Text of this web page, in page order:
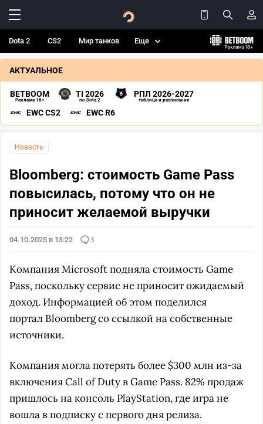
Dota 2 CS2 Мир танков Еще
АКТУАЛЬНОЕ
BETBOOM
Реклама 18+
TI 2026
по Dota 2
РПЛ 2026-2027
таблица и расписание
EWC CS2 EWC R6
Новость
Bloomberg: стоимость Game Pass
повысилась, потому что он не
приносит желаемой выручки
04.10.2025 в 13:22 3
Компания Microsoft подняла стоимость Game
Pass, поскольку сервис не приносит ожидаемый
доход. Информацией об этом поделился
портал Bloomberg со ссылкой на собственные
источники.
Компания могла потерять более $300 млн из-за
включения Call of Duty в Game Pass. 82% продаж
пришлось на консоль PlayStation, где игра не
вошла в подписку с первого дня релиза.